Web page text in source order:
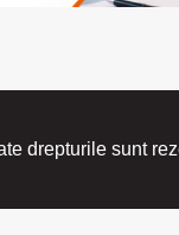
drepturile sunt